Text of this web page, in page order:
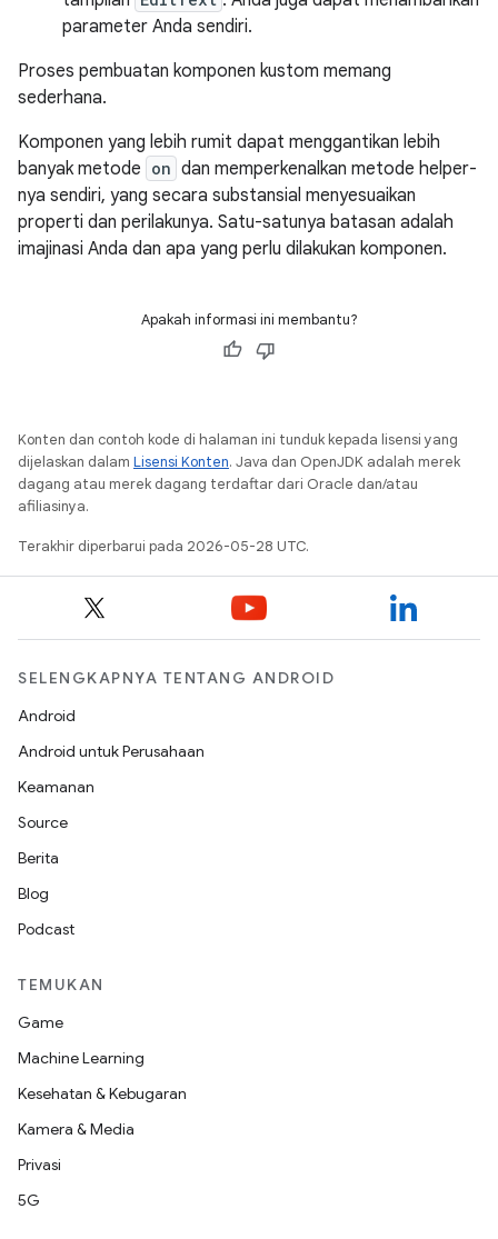
parameter Anda sendiri.
Proses pembuatan komponen kustom memang
sederhana.
Komponen yang lebih rumit dapat menggantikan lebih
banyak metode on dan memperkenalkan metode helper-
nya sendiri, yang secara substansial menyesuaikan
properti dan perilakunya. Satu-satunya batasan adalah
imajinasi Anda dan apa yang perlu dilakukan komponen.
Apakah informasi ini membantu?
Konten dan contoh kode di halaman ini tunduk kepada lisensi yang
dijelaskan dalam Lisensi Konten. Java dan OpenJDK adalah merek
dagang atau merek dagang terdaftar dari Oracle dan/atau
afiliasinya.
Terakhir diperbarui pada 2026-05-28 UTC.
SELENGKAPNYA TENTANG ANDROID
Android
Android untuk Perusahaan
Keamanan
Source
Berita
Blog
Podcast
TEMUKAN
Game
Machine Learning
Kesehatan & Kebugaran
Kamera & Media
Privasi
5G